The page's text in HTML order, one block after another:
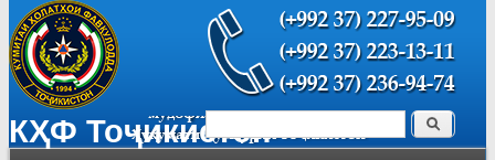
КҲФ ТоҷикистонФорма поиска Поиск